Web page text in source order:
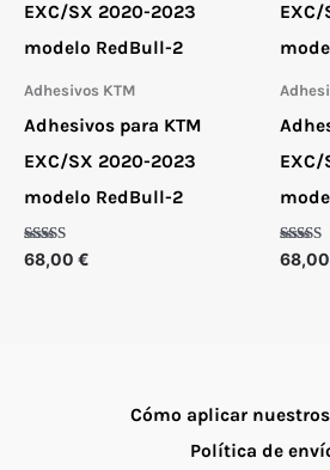
Adhesivos KTM
Adhesivos para KTM
EXC/SX 2020-2023
modelo RedBull-2
Valorado
con
68,00 €
con
68,00
Cómo aplicar
Política de